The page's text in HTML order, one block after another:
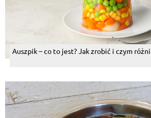
Auszpik – co to jest? Jak zrobić i czym